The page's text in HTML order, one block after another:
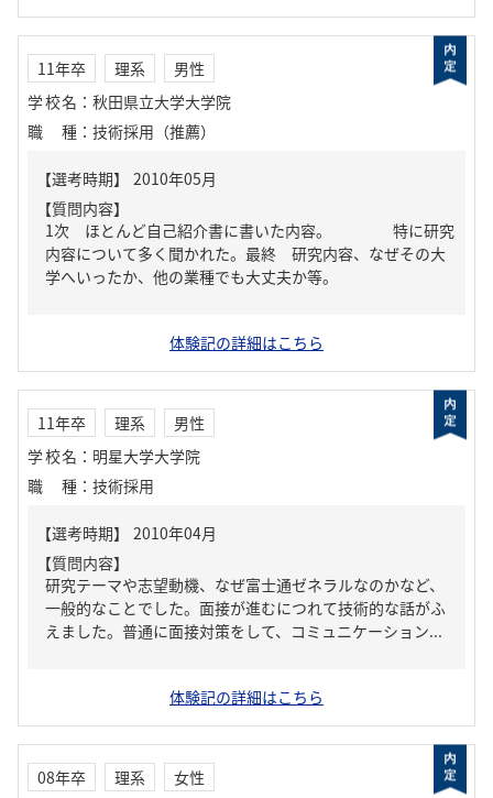
11年卒 理系
男性
学校名 ： 秋田県立大学大学院
職種 ： 技術採用（推薦）
【質問内容】
1次 ほとんど自己紹介書に書いた内容。 特に研究
内容について多く聞かれた。最終 研究内容、なぜその大
学へいったか、他の業種でも大丈夫か等。
体験記の詳細はこちら
11年卒 理系
男性
学校名 ： 明星大学大学院
職種 ： 技術採用
【質問内容】
研究テーマや志望動機、なぜ富士通ゼネラルなのかなど、
一般的なことでした。面接が進むにつれて技術的な話がふ
えました。普通に面接対策をして、コミュニケーション...
体験記の詳細はこちら
08年卒 理系
女性